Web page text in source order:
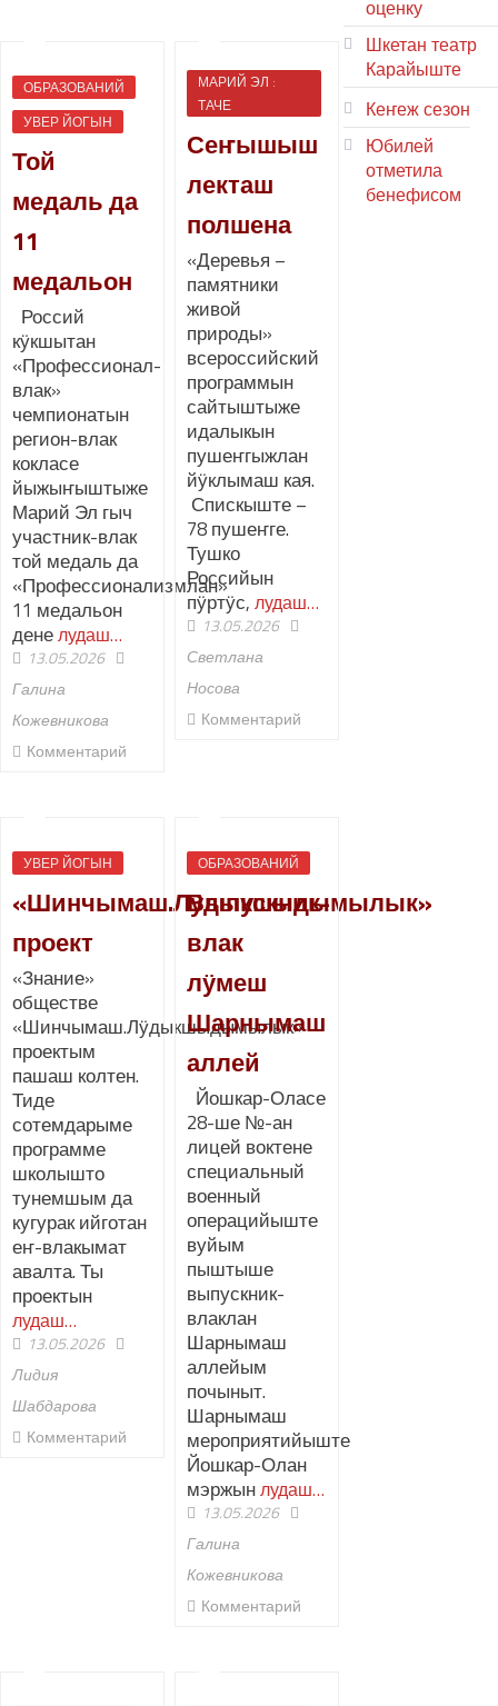
ОБРАЗОВАНИЙ
УВЕР ЙОГЫН
Той
медаль да
11
медальон
Россий
кӱкшытан
«Профессионал-
влак»
чемпионатын
регион-влак
кокласе
йыжыҥыштыже
Марий Эл гыч
участник-влак
той медаль да
«Профессионализмлан»
11 медальон
денелудаш…
13.05.2026
Галина
Кожевникова
Комментарий
МАРИЙ ЭЛ :
ТАЧЕ
Сеҥышыш
лекташ
полшена
«Деревья –
памятники
живой
природы»
всероссийский
программын
сайтыштыже
идалыкын
пушеҥгыжлан
йӱклымаш кая.
Спискыште –
78 пушеҥге.
Тушко
Российын
пӱртӱс, лудаш…
13.05.2026
Светлана
Носова
Комментарий
УВЕР ЙОГЫН
«Шинчымаш.Лӱдыкшыдымылык»
проект
«Знание»
обществе
«Шинчымаш.Лӱдыкшыдымылык»
проектым
пашаш колтен.
Тиде
сотемдарыме
программе
школышто
тунемшым да
кугурак ийготан
еҥ-влакымат
авалта. Ты
проектын
лудаш…
13.05.2026
Лидия
Шабдарова
Комментарий
ОБРАЗОВАНИЙ
Выпускник-
влак
лӱмеш
Шарнымаш
аллей
Йошкар-Оласе
28-ше №-ан
лицей воктене
специальный
военный
операцийыште
вуйым
пыштыше
выпускник-
влаклан
Шарнымаш
аллейым
почыныт.
Шарнымаш
мероприятийыште
Йошкар-Олан
мэржынлудаш…
13.05.2026
Галина
Кожевникова
Комментарий
оценку
Шкетан театр
Карайыште
Кеҥеж сезон
Юбилей
отметила
бенефисом